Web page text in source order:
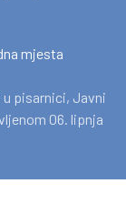
mjesta
pisarnici, Javni
06. lipnja